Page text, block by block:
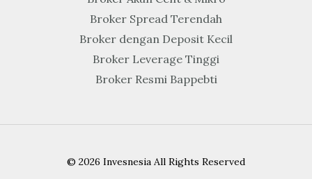
Broker Spread Terendah
Broker dengan Deposit Kecil
Broker Leverage Tinggi
Broker Resmi Bappebti
© 2026 Invesnesia All Rights Reserved